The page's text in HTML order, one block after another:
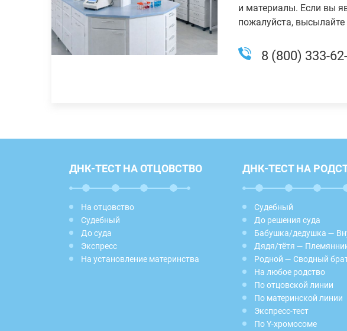
и материалы. Если вы
пожалуйста,
8 (800) 333-
ДНК-ТЕСТ НА ОТЦОВСТВО
На отцовство
Судебный
До суда
Экспресс
На установление материнства
ДНК-ТЕСТ НА
Судебный
До решения суда
Бабушка/дедушка —
Дядя/тётя —
Родной — Сводный
На любое родство
По отцовской линии
По материнской линии
Экспресс-тест
По Y-хромосоме